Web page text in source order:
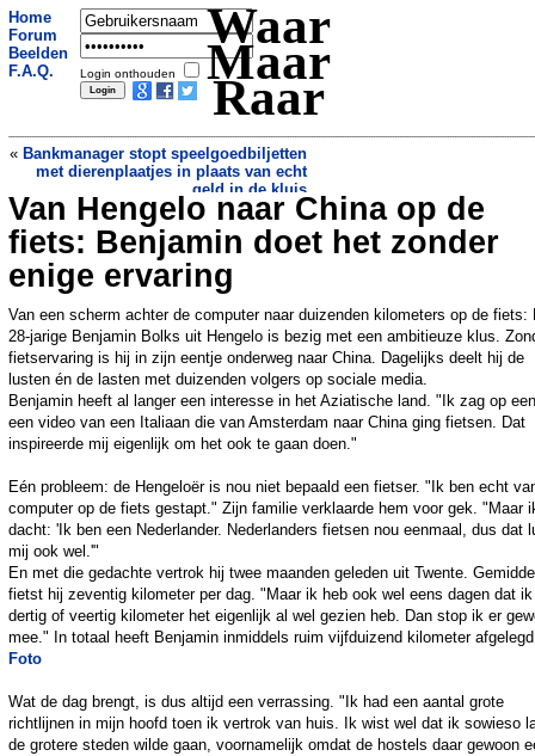
Home
Forum
Beelden
F.A.Q.
Login onthouden
Waar
Maar
Raar
« Bankmanager stopt speelgoedbiljetten
met dierenplaatjes in plaats van echt
geld in de kluis
Basketbalshirt verkocht voor duizenden
dollars
»
Van Hengelo naar China op de
fiets: Benjamin doet het zonder
enige ervaring
Van een scherm achter de computer naar duizenden kilometers op de fiets:
28-jarige Benjamin Bolks uit Hengelo is bezig met een ambitieuze klus.
fietservaring is hij in zijn eentje onderweg naar China. Dagelijks deelt hij de
lusten én de lasten met duizenden volgers op sociale media.
Benjamin heeft al langer een interesse in het Aziatische land. "Ik zag op
een video van een Italiaan die van Amsterdam naar China ging fietsen. Dat
inspireerde mij eigenlijk om het ook te gaan doen."
Eén probleem: de Hengeloër is nou niet bepaald een fietser. "Ik ben echt
computer op de fiets gestapt." Zijn familie verklaarde hem voor gek. "Maar
dacht: 'Ik ben een Nederlander. Nederlanders fietsen nou eenmaal, dus dat
mij ook wel.'"
En met die gedachte vertrok hij twee maanden geleden uit Twente.
fietst hij zeventig kilometer per dag. "Maar ik heb ook wel eens dagen dat
dertig of veertig kilometer het eigenlijk al wel gezien heb. Dan stop ik er
mee." In totaal heeft Benjamin inmiddels ruim vijfduizend kilometer
Foto
Wat de dag brengt, is dus altijd een verrassing. "Ik had een aantal grote
richtlijnen in mijn hoofd toen ik vertrok van huis. Ik wist wel dat ik sowieso
de grotere steden wilde gaan, voornamelijk omdat de hostels daar gewoon